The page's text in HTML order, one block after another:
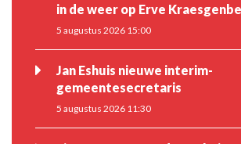
in de weer op Erve
5 augustus 2026 15:00
Jan Eshuis nieuwe interim-
gemeentesecretaris
5 augustus 2026 11:30